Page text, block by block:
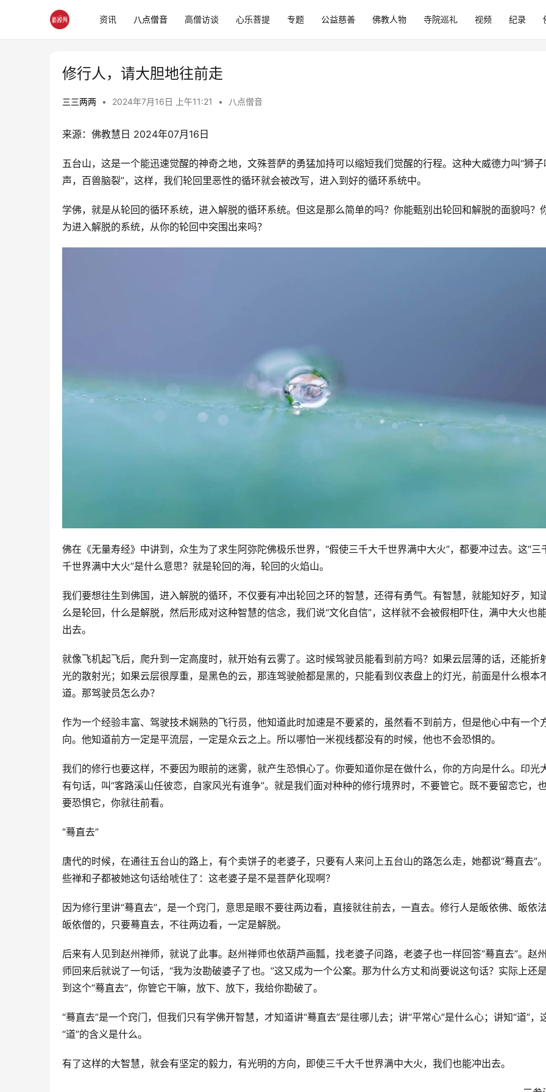
资讯 八点僧音 高僧访谈 心乐菩提 专题 公益慈善 佛教人物 寺院巡礼 视频 纪录
修行人，请大胆地往前走
三三两两 • 2024年7月16日 上午11:21 • 八点僧音
来源：佛教慧日 2024年07月16日
五台山，这是一个能迅速觉醒的神奇之地，文殊菩萨的勇猛加持可以缩短我们觉醒的行程。这种大威德力叫“狮子
声，百兽脑裂”，这样，我们轮回里恶性的循环就会被改写，进入到好的循环系统中。
学佛，就是从轮回的循环系统，进入解脱的循环系统。但这是那么简单的吗？你能甄别出轮回和解脱的面貌吗？
为进入解脱的系统，从你的轮回中突围出来吗？
佛在《无量寿经》中讲到，众生为了求生阿弥陀佛极乐世界，“假使三千大千世界满中大火”，都要冲过去。这“三
千世界满中大火”是什么意思？就是轮回的海，轮回的火焰山。
我们要想往生到佛国，进入解脱的循环，不仅要有冲出轮回之环的智慧，还得有勇气。有智慧，就能知好歹，知
么是轮回，什么是解脱，然后形成对这种智慧的信念，我们说“文化自信”，这样就不会被假相吓住，满中大火也
出去。
就像飞机起飞后，爬升到一定高度时，就开始有云雾了。这时候驾驶员能看到前方吗？如果云层薄的话，还能折
光的散射光；如果云层很厚重，是黑色的云，那连驾驶舱都是黑的，只能看到仪表盘上的灯光，前面是什么根本
道。那驾驶员怎么办？
作为一个经验丰富、驾驶技术娴熟的飞行员，他知道此时加速是不要紧的，虽然看不到前方，但是他心中有一个
向。他知道前方一定是平流层，一定是众云之上。所以哪怕一米视线都没有的时候，他也不会恐惧的。
我们的修行也要这样，不要因为眼前的迷雾，就产生恐惧心了。你要知道你是在做什么，你的方向是什么。印光
有句话，叫“客路溪山任彼恋，自家风光有谁争”。就是我们面对种种的修行境界时，不要管它。既不要留恋它，
要恐惧它，你就往前看。
“蓦直去”
唐代的时候，在通往五台山的路上，有个卖饼子的老婆子，只要有人来问上五台山的路怎么走，她都说“蓦直去”
些禅和子都被她这句话给唬住了：这老婆子是不是菩萨化现啊？
因为修行里讲“蓦直去”，是一个窍门，意思是眼不要往两边看，直接就往前去，一直去。修行人是皈依佛、皈依法
皈依僧的，只要蓦直去，不往两边看，一定是解脱。
后来有人见到赵州禅师，就说了此事。赵州禅师也依葫芦画瓢，找老婆子问路，老婆子也一样回答“蓦直去”。赵
师回来后就说了一句话，“我为汝勘破婆子了也。”这又成为一个公案。那为什么方丈和尚要说这句话？实际上还
到这个“蓦直去”，你管它干嘛，放下、放下，我给你勘破了。
“蓦直去”是一个窍门，但我们只有学佛开智慧，才知道讲“蓦直去”是往哪儿去；讲“平常心”是什么心；讲知“道”，
“道”的含义是什么。
有了这样的大智慧，就会有坚定的毅力，有光明的方向，即使三千大千世界满中大火，我们也能冲出去。